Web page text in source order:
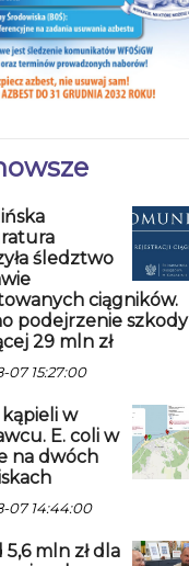
śledztwo
ciągników.
podejrzenie szkody
29 mln zł
07 15:27:00
w
E. coli w
na dwóch
07 14:44:00
5,6 mln zł dla